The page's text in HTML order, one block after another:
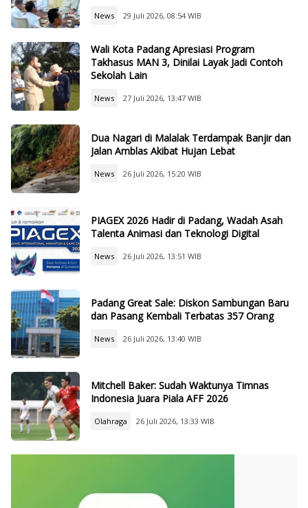
News 29 Juli 2026, 08:54 WIB
Wali Kota Padang Apresiasi Program
Takhasus MAN 3, Dinilai Layak Jadi Contoh
Sekolah Lain
News 27 Juli 2026, 13:47 WIB
Dua Nagari di Malalak Terdampak Banjir dan
Jalan Amblas Akibat Hujan Lebat
News 26 Juli 2026, 15:20 WIB
PIAGEX 2026 Hadir di Padang, Wadah Asah
Talenta Animasi dan Teknologi Digital
News 26 Juli 2026, 13:51 WIB
Padang Great Sale: Diskon Sambungan Baru
dan Pasang Kembali Terbatas 357 Orang
News 26 Juli 2026, 13:40 WIB
Mitchell Baker: Sudah Waktunya Timnas
Indonesia Juara Piala AFF 2026
Olahraga 26 Juli 2026, 13:33 WIB